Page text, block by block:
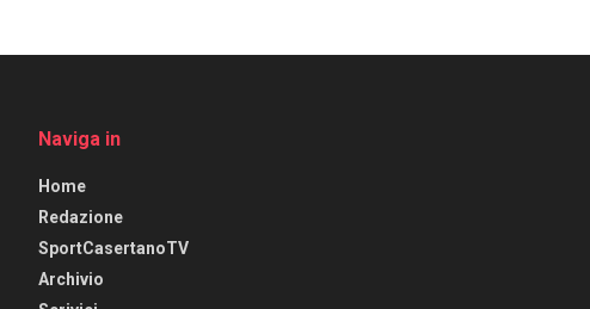
Naviga in
Home
Redazione
SportCasertanoTV
Archivio